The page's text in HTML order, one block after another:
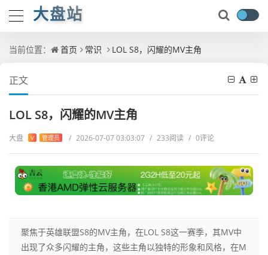
大盘站
当前位置： 首页 常识 LOL S8，闪耀的MV主角
正文
LOL S8，闪耀的MV主角
大盘 V 管理员 / 2026-07-07 03:03:07 / 233阅读 / 0评论
聚焦于英雄联盟S8的MV主角，在LOL S8这一赛季，其MV中
出现了众多闪耀的主角，这些主角以独特的形象和风格，在M